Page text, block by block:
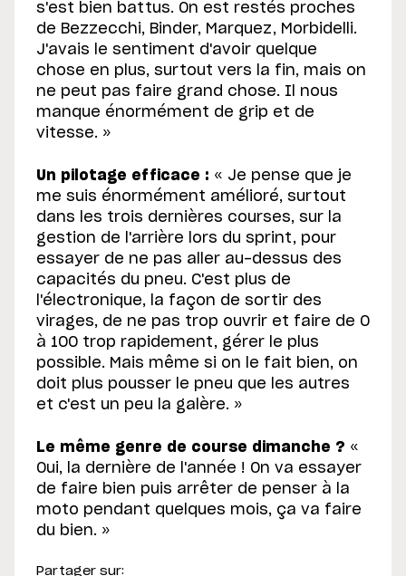
s'est bien battus. On est restés proches
de Bezzecchi, Binder, Marquez, Morbidelli.
J'avais le sentiment d'avoir quelque
chose en plus, surtout vers la fin, mais on
ne peut pas faire grand chose. Il nous
manque énormément de grip et de
vitesse. »
Un pilotage efficace : « Je pense que je
me suis énormément amélioré, surtout
dans les trois dernières courses, sur la
gestion de l'arrière lors du sprint, pour
essayer de ne pas aller au-dessus des
capacités du pneu. C'est plus de
l'électronique, la façon de sortir des
virages, de ne pas trop ouvrir et faire de 0
à 100 trop rapidement, gérer le plus
possible. Mais même si on le fait bien, on
doit plus pousser le pneu que les autres
et c'est un peu la galère. »
Le même genre de course dimanche ? «
Oui, la dernière de l'année ! On va essayer
de faire bien puis arrêter de penser à la
moto pendant quelques mois, ça va faire
du bien. »
Partager sur: